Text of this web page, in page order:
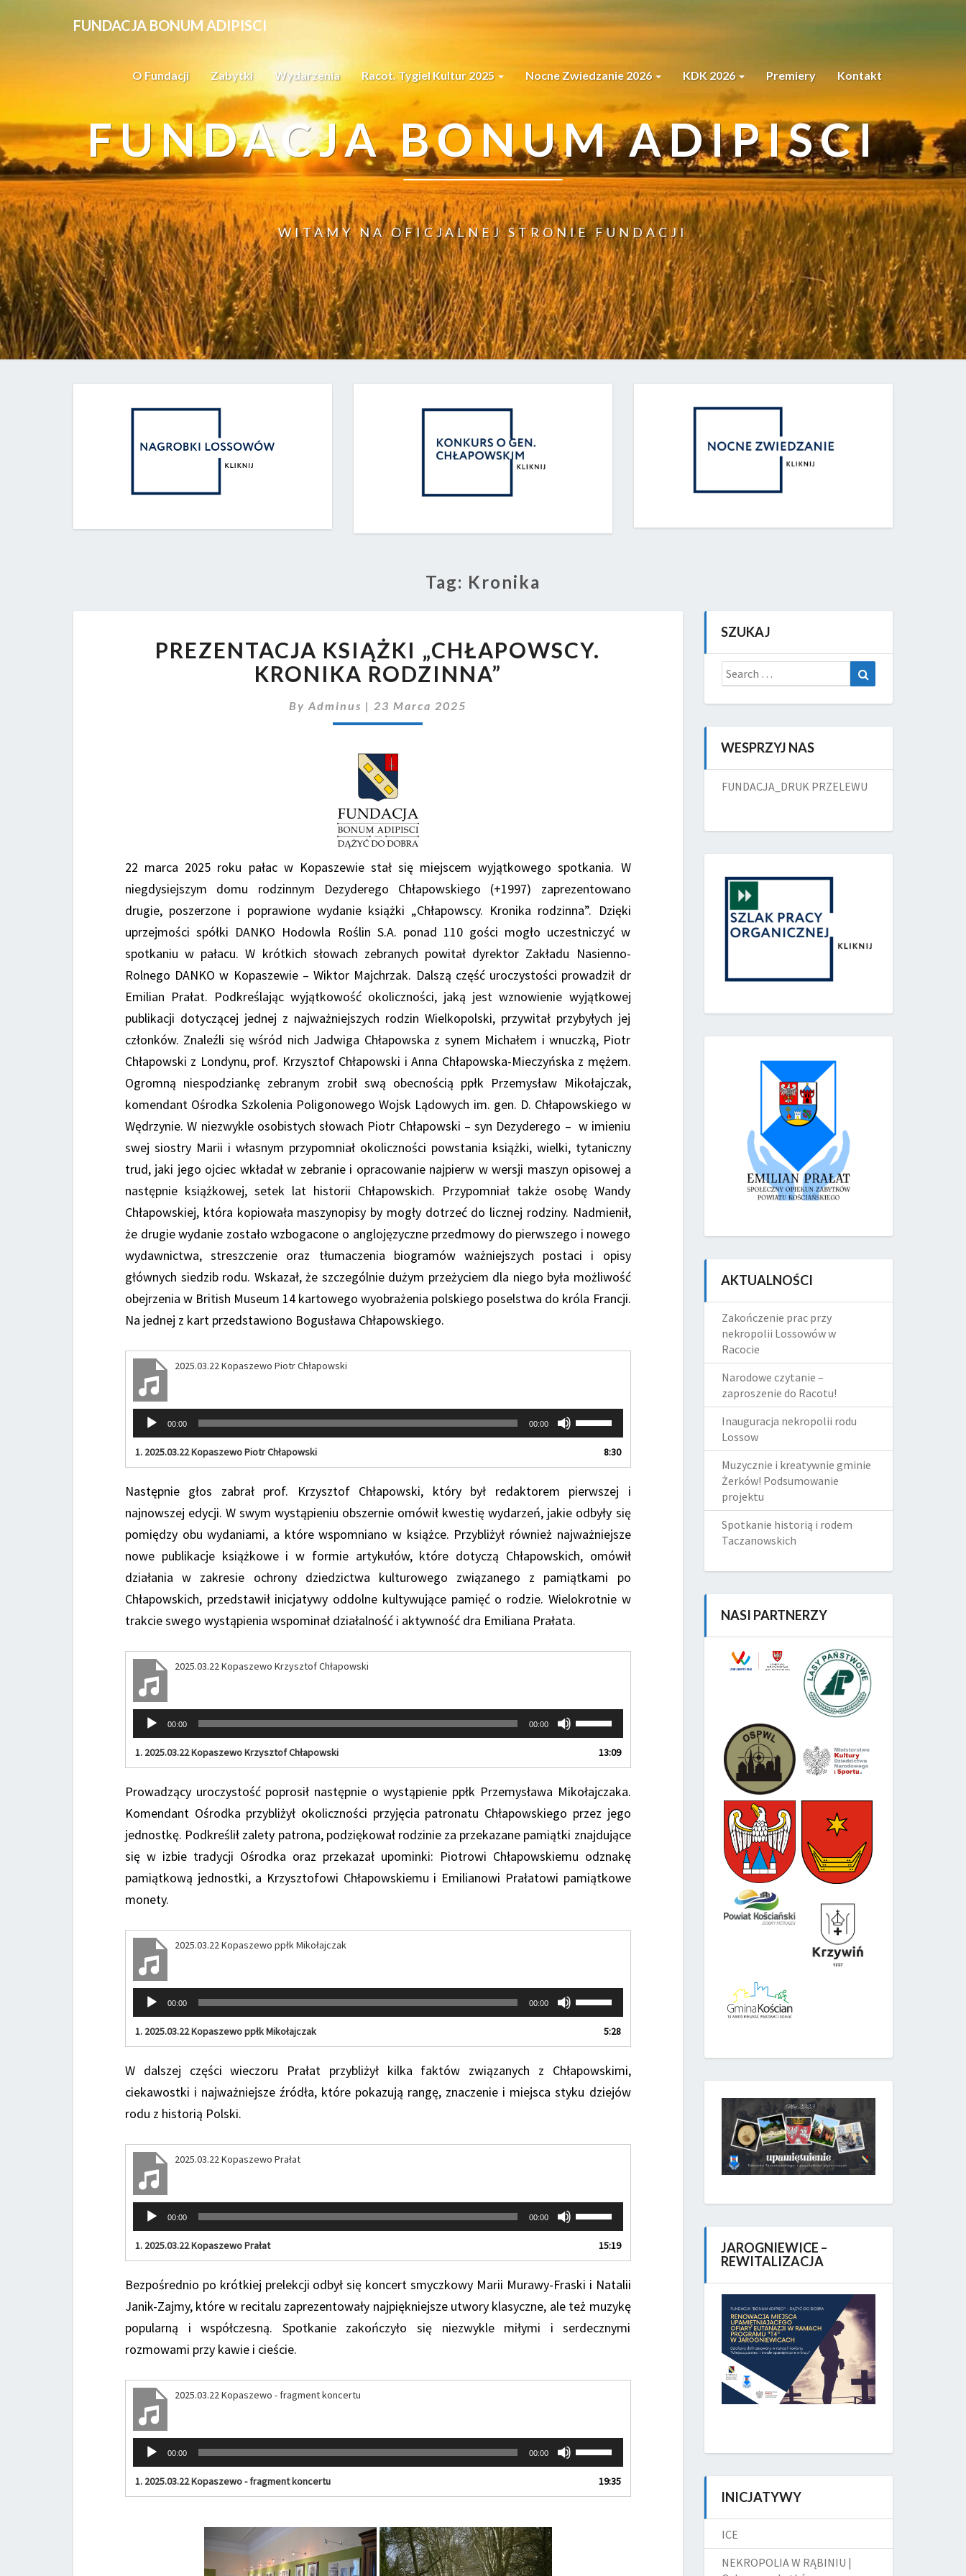
FUNDACJA BONUM ADIPISCI
O Fundacji Zabytki Wydarzenia Racot. Tygiel Kultur 2025 Nocne Zwiedzanie 2026 KDK 2026 Premiery Kontakt
FUNDACJA BONUM ADIPISCI
WITAMY NA OFICJALNEJ STRONIE FUNDACJI
Tag: Kronika
KSIĄŻKI
„CHŁAPOWSCY.
KRONIKA
RODZINNA”
PREZENTACJA KSIĄŻKI „CHŁAPOWSCY.
KRONIKA RODZINNA”
ByAdminus | 23 Marca 2025
22 marca 2025 roku pałac w Kopaszewie stał się miejscem wyjątkowego spotkania. W
niegdysiejszym domu rodzinnym Dezyderego Chłapowskiego (+1997) zaprezentowano
drugie, poszerzone i poprawione wydanie książki „Chłapowscy. Kronika rodzinna”. Dzięki
uprzejmości spółki DANKO Hodowla Roślin S.A. ponad 110 gości mogło uczestniczyć w
spotkaniu w pałacu. W krótkich słowach zebranych powitał dyrektor Zakładu Nasienno-
Rolnego DANKO w Kopaszewie – Wiktor Majchrzak. Dalszą część uroczystości prowadził dr
Emilian Prałat. Podkreślając wyjątkowość okoliczności, jaką jest wznowienie wyjątkowej
publikacji dotyczącej jednej z najważniejszych rodzin Wielkopolski, przywitał przybyłych jej
członków. Znaleźli się wśród nich Jadwiga Chłapowska z synem Michałem i wnuczką, Piotr
Chłapowski z Londynu, prof. Krzysztof Chłapowski i Anna Chłapowska-Mieczyńska z mężem.
Ogromną niespodziankę zebranym zrobił swą obecnością ppłk Przemysław Mikołajczak,
komendant Ośrodka Szkolenia Poligonowego Wojsk Lądowych im. gen. D. Chłapowskiego w
Wędrzynie. W niezwykle osobistych słowach Piotr Chłapowski – syn Dezyderego – w imieniu
swej siostry Marii i własnym przypomniał okoliczności powstania książki, wielki, tytaniczny
trud, jaki jego ojciec wkładał w zebranie i opracowanie najpierw w wersji maszyn opisowej a
następnie książkowej, setek lat historii Chłapowskich. Przypomniał także osobę Wandy
Chłapowskiej, która kopiowała maszynopisy by mogły dotrzeć do licznej rodziny. Nadmienił,
że drugie wydanie zostało wzbogacone o anglojęzyczne przedmowy do pierwszego i nowego
wydawnictwa, streszczenie oraz tłumaczenia biogramów ważniejszych postaci i opisy
głównych siedzib rodu. Wskazał, że szczególnie dużym przeżyciem dla niego była możliwość
obejrzenia w British Museum 14 kartowego wyobrażenia polskiego poselstwa do króla Francji.
Na jednej z kart przedstawiono Bogusława Chłapowskiego.
2025.03.22 Kopaszewo Piotr Chłapowski
Odtwarzacz
plików
dźwiękowych
00:00 00:00
do
dołu
aby
zwiększyć
lub
zmniejszyć
głośność.
1. 2025.03.22 Kopaszewo Piotr Chłapowski 8:30
Następnie głos zabrał prof. Krzysztof Chłapowski, który był redaktorem pierwszej i
najnowszej edycji. W swym wystąpieniu obszernie omówił kwestię wydarzeń, jakie odbyły się
pomiędzy obu wydaniami, a które wspomniano w książce. Przybliżył również najważniejsze
nowe publikacje książkowe i w formie artykułów, które dotyczą Chłapowskich, omówił
działania w zakresie ochrony dziedzictwa kulturowego związanego z pamiątkami po
Chłapowskich, przedstawił inicjatywy oddolne kultywujące pamięć o rodzie. Wielokrotnie w
trakcie swego wystąpienia wspominał działalność i aktywność dra Emiliana Prałata.
2025.03.22 Kopaszewo Krzysztof Chłapowski
Odtwarzacz
plików
dźwiękowych
00:00 00:00
do
aby
zwiększyć
lub
głośność.
1. 2025.03.22 Kopaszewo Krzysztof Chłapowski 13:09
Prowadzący uroczystość poprosił następnie o wystąpienie ppłk Przemysława Mikołajczaka.
Komendant Ośrodka przybliżył okoliczności przyjęcia patronatu Chłapowskiego przez jego
jednostkę. Podkreślił zalety patrona, podziękował rodzinie za przekazane pamiątki znajdujące
się w izbie tradycji Ośrodka oraz przekazał upominki: Piotrowi Chłapowskiemu odznakę
pamiątkową jednostki, a Krzysztofowi Chłapowskiemu i Emilianowi Prałatowi pamiątkowe
monety.
2025.03.22 Kopaszewo ppłk Mikołajczak
Odtwarzacz
plików
dźwiękowych
00:00 00:00
do
aby
zmniejszyć
1. 2025.03.22 Kopaszewo ppłk Mikołajczak 5:28
W dalszej części wieczoru Prałat przybliżył kilka faktów związanych z Chłapowskimi,
ciekawostki i najważniejsze źródła, które pokazują rangę, znaczenie i miejsca styku dziejów
rodu z historią Polski.
2025.03.22 Kopaszewo Prałat
Odtwarzacz
plików
dźwiękowych
00:00 00:00
do
dołu
aby
zwiększyć
1. 2025.03.22 Kopaszewo Prałat 15:19
Bezpośrednio po krótkiej prelekcji odbył się koncert smyczkowy Marii Murawy-Fraski i Natalii
Janik-Zajmy, które w recitalu zaprezentowały najpiękniejsze utwory klasyczne, ale też muzykę
popularną i współczesną. Spotkanie zakończyło się niezwykle miłymi i serdecznymi
rozmowami przy kawie i cieście.
2025.03.22 Kopaszewo - fragment koncertu
Odtwarzacz
plików
dźwiękowych
00:00 00:00
1. 2025.03.22 Kopaszewo - fragment koncertu 19:35
SZUKAJ
Search
for:
WESPRZYJ NAS
FUNDACJA_DRUK PRZELEWU
AKTUALNOŚCI
Zakończenie prac przy
nekropolii Lossowów w
Racocie
Narodowe czytanie –
zaproszenie do Racotu!
Inauguracja nekropolii rodu
Lossow
Muzycznie i kreatywnie gminie
Żerków! Podsumowanie
projektu
Spotkanie historią i rodem
Taczanowskich
NASI PARTNERZY
JAROGNIEWICE –
REWITALIZACJA
INICJATYWY
ICE
NEKROPOLIA W RĄBINIU |